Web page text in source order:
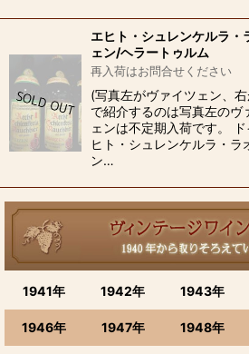
エヒト・シュレンケルラ・
ェン/ヘラートゥルム
再入荷はお問合せください
(写真左がヴァイツェン、
で紹介するのは写真左のヴ
ェンは不定期入荷です。
ヒト・シュレンケルラ・ラ
ン…
1941年 1942年 1943年
1946年 1947年 1948年